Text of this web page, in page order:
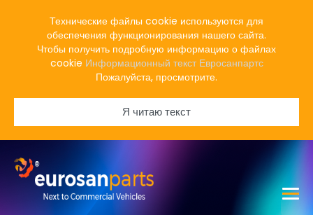
Технические файлы cookie используются для
обеспечения функционирования нашего сайта.
Чтобы получить подробную информацию о файлах
cookie Информационный текст Евросанпартс
Пожалуйста, просмотрите.
Я читаю текст